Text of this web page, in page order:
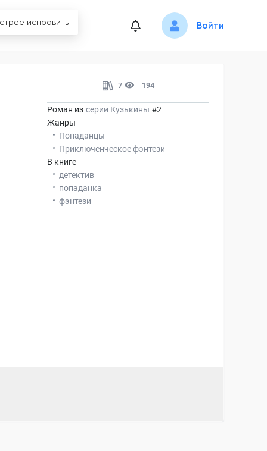
Войти
7 194
Роман из серии Кузькины #2
Жанры
Попаданцы
Приключенческое фэнтези
В книге
детектив
попаданка
фэнтези